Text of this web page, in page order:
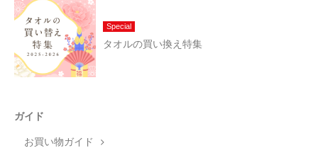
Special
タオルの買い換え特集
ガイド
お買い物ガイド